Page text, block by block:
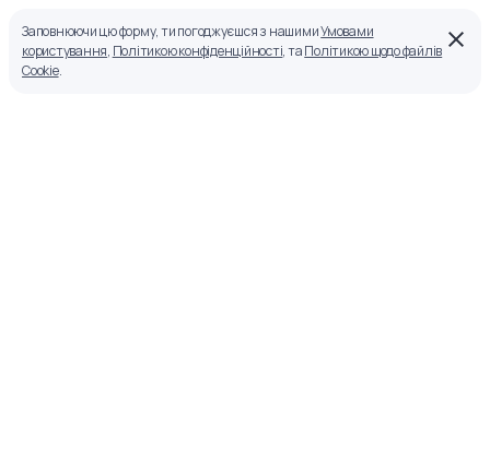
Заповнюючи цю форму, ти погоджуєшся з нашимиУмовами
користування, Політикою конфіденційності, таПолітикою щодо файлів
Cookie.